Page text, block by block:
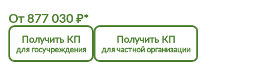
От 877 030 ₽*
Получить КП
для госучреждения
Получить КП
для частной организации